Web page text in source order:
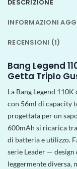
DESCRIZIONE
INFORMAZIONI
RECENSIONI (1)
Bang Legend
Getta Triplo
La Bang Legend
con 56ml di capacity
progettata per un
600mAh si ricarica
di batteria e utilizzo.
serie Leader —
leggermente diversa,